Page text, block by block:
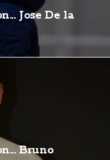
Jose De la
Bruno